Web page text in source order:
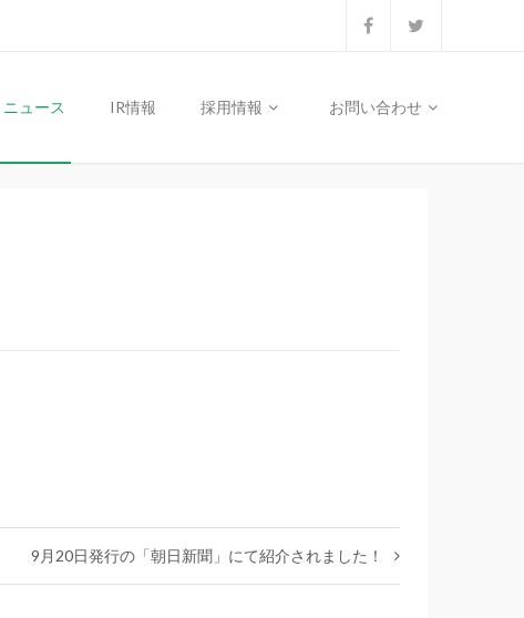
ニュース IR情報 採用情報 お問い合わせ
9月20日発行の「朝日新聞」にて紹介されました！